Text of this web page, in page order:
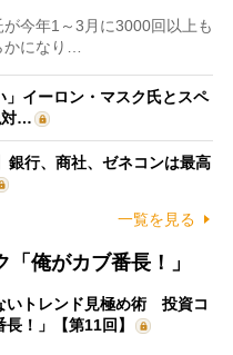
今年1～3月に3000回以上も
になり…
」イーロン・マスク氏とスペ
対…
銀行、商社、ゼネコンは最高
一覧を見る
俺がカブ番長！」
いトレンド見極め術 投資コ
！」【第11回】